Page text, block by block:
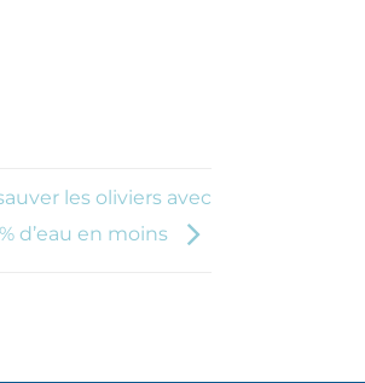
les oliviers avec
d’eau en moins